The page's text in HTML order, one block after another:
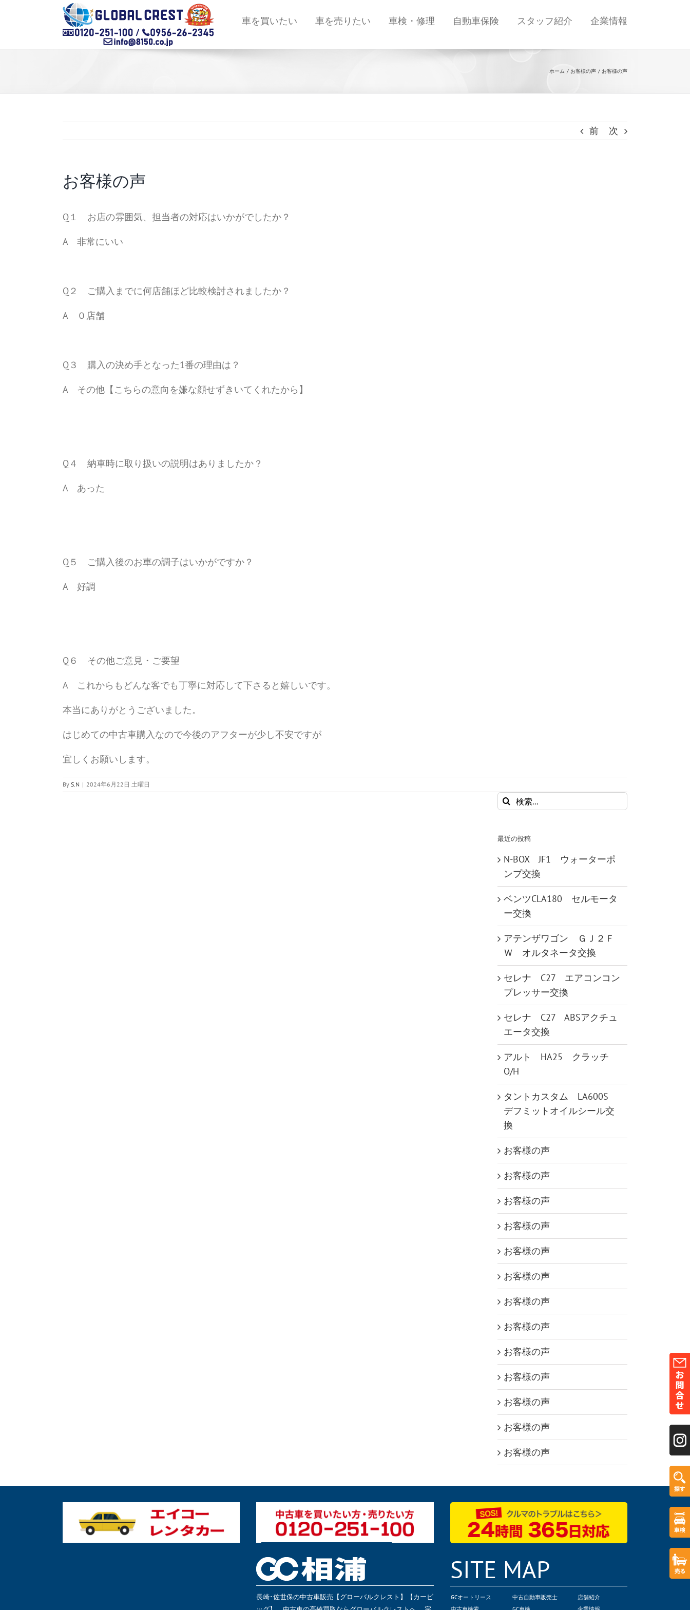
車を買いたい 車を売りたい 車検・修理 自動車保険 スタッフ紹介 企業情報
ホーム お客様の声 お客様の声
前 次
お客様の声
Q１ お店の雰囲気、担当者の対応はいかがでしたか？
A 非常にいい
Q２ ご購入までに何店舗ほど比較検討されましたか？
A ０店舗
Q３ 購入の決め手となった1番の理由は？
A その他【こちらの意向を嫌な顔せずきいてくれたから】
Q４ 納車時に取り扱いの説明はありましたか？
A あった
Q５ ご購入後のお車の調子はいかがですか？
A 好調
Q６ その他ご意見・ご要望
A これからもどんな客でも丁寧に対応して下さると嬉しいです。
本当にありがとうございました。
はじめての中古車購入なので今後のアフターが少し不安ですが
宜しくお願いします。
By S.N | 2024年6月22日 土曜日
検
索
最近の投稿
N-BOX JF1 ウォーターポ
ンプ交換
ベンツCLA180 セルモータ
ー交換
アテンザワゴン ＧＪ２Ｆ
Ｗ オルタネータ交換
セレナ C27 エアコンコン
プレッサー交換
セレナ C27 ABSアクチュ
エータ交換
アルト HA25 クラッチ
O/H
タントカスタム LA600S
デフミットオイルシール交
換
お客様の声
お客様の声
お客様の声
お客様の声
お客様の声
お客様の声
お客様の声
お客様の声
お客様の声
お客様の声
お客様の声
お客様の声
お客様の声
長崎･佐世保の中古車販売【グローバルクレスト】【カービ
SITE MAP
GCオートリース
中古自動車販売士
店舗紹介